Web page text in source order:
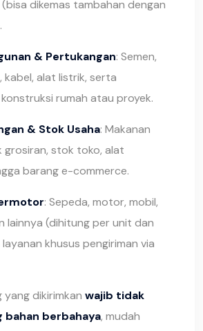
dikemas tambahan dengan
& Pertukangan: Semen,
kabel, alat listrik, serta
rumah atau proyek.
& Stok Usaha: Makanan
grosiran, stok toko, alat
barang e-commerce.
: Sepeda, motor, mobil,
lainnya (dihitung per unit dan
khusus pengiriman via
yang dikirimkan wajib tidak
bahan berbahaya, mudah